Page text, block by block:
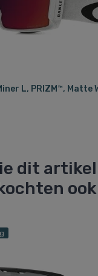
L, PRIZM™, Matte
dit
ook